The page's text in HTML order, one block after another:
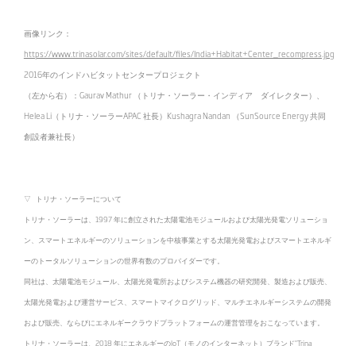
画像リンク：
https://www.trinasolar.com/sites/default/files/India+Habitat+Center_recompress.jpg
2016年のインドハビタットセンタープロジェクト
（左から右）：Gaurav Mathur （トリナ・ソーラー・インディア ダイレクター）、
Helea Li（トリナ・ソーラーAPAC 社長）Kushagra Nandan （SunSource Energy 共同
創設者兼社長）
▽ トリナ・ソーラーについて
トリナ・ソーラーは、1997 年に創立された太陽電池モジュールおよび太陽光発電ソリューショ
ン、スマートエネルギーのソリューションを中核事業とする太陽光発電およびスマートエネルギ
ーのトータルソリューションの世界有数のプロバイダーです。
同社は、太陽電池モジュール、太陽光発電所およびシステム機器の研究開発、製造および販売、
太陽光発電および運営サービス、スマートマイクログリッド、マルチエネルギーシステムの開発
および販売、ならびにエネルギークラウドプラットフォームの運営管理をおこなっています。
トリナ・ソーラーは、2018 年にエネルギーのIoT（モノのインターネット）ブランド"Trina